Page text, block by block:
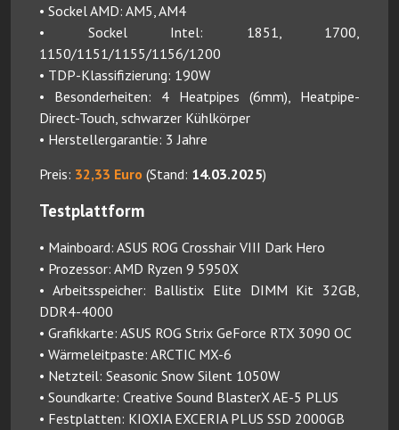
• Sockel AMD: AM5, AM4
• Sockel Intel: 1851, 1700,
1150/1151/1155/1156/1200
• TDP-Klassifizierung: 190W
• Besonderheiten: 4 Heatpipes (6mm), Heatpipe-
Direct-Touch, schwarzer Kühlkörper
• Herstellergarantie: 3 Jahre
Preis: 32,33 Euro (Stand: 14.03.2025)
Testplattform
• Mainboard: ASUS ROG Crosshair VIII Dark Hero
• Prozessor: AMD Ryzen 9 5950X
• Arbeitsspeicher: Ballistix Elite DIMM Kit 32GB,
DDR4-4000
• Grafikkarte: ASUS ROG Strix GeForce RTX 3090 OC
• Wärmeleitpaste: ARCTIC MX-6
• Netzteil: Seasonic Snow Silent 1050W
• Soundkarte: Creative Sound BlasterX AE-5 PLUS
• Festplatten: KIOXIA EXCERIA PLUS SSD 2000GB